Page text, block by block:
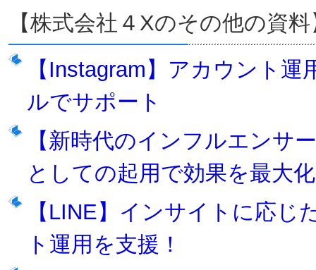
【株式会社４Xのその他の資料
【Instagram】アカウント
ルでサポート
【新時代のインフルエンサ
としての起用で効果を最大化
【LINE】インサイトに応じ
ト運用を支援！